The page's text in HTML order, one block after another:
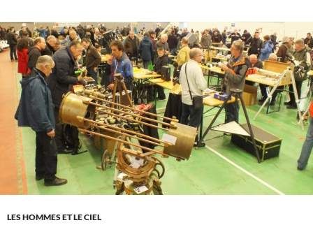
LES HOMMES ET LE CIEL